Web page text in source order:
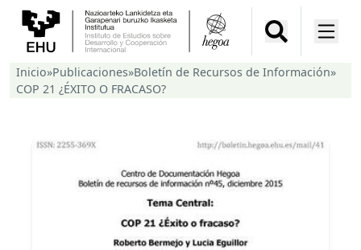
Inicio»Publicaciones»Boletín de Recursos de Información»
COP 21 ¿ÉXITO O FRACASO?